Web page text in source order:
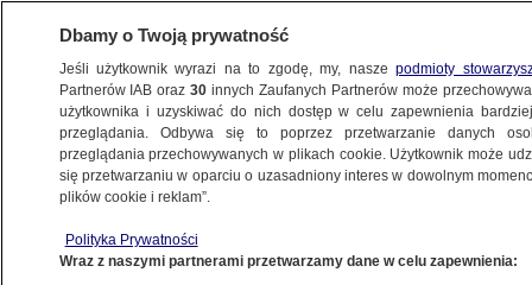
BIZNES
ZE ŚWIATA
płatniczych. "Strategia duszenia"
Dbamy o Twoją prywatność
Jeśli użytkownik wyrazi na to zgodę, my, naszepodmioty
Partnerów IAB oraz30 innych Zaufanych Partnerów może
użytkownika i uzyskiwać do nich dostęp w celu zapewnienia
przeglądania. Odbywa się to poprzez przetwarzanie danych
przeglądania przechowywanych w plikach cookie. Użytkownik może
się przetwarzaniu w oparciu o uzasadniony interes w dowolnym
plików cookie i reklam”.
Polityka Prywatności
Wraz z naszymi partnerami przetwarzamy dane w celu zapewnienia: